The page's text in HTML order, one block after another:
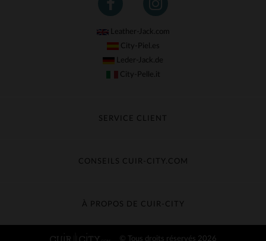
Leather-Jack.com
City-Piel.es
Leder-Jack.de
City-Pelle.it
SERVICE CLIENT
Échange & Remboursement
Contacter le service client
CONSEILS CUIR-CITY.COM
Guide des matières
À PROPOS DE CUIR-CITY
© Tous droits réservés 2026